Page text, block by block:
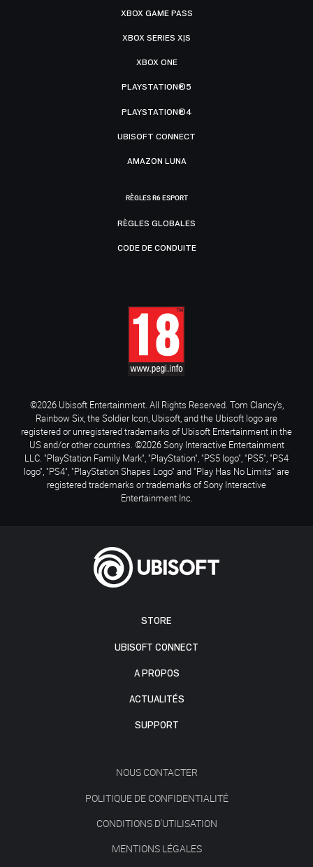
STORE
UBISOFT CONNECT
A PROPOS
ACTUALITÉS
SUPPORT
NOUS CONTACTER
POLITIQUE DE CONFIDENTIALITÉ
CONDITIONS D'UTILISATION
MENTIONS LÉGALES
XBOX GAME PASS
XBOX SERIES X|S
XBOX ONE
PLAYSTATION®5
PLAYSTATION®4
UBISOFT CONNECT
AMAZON LUNA
RÈGLES R6 ESPORT
RÈGLES GLOBALES
CODE DE CONDUITE
©2026 Ubisoft Entertainment. All Rights Reserved. Tom Clancy’s,
Rainbow Six, the Soldier Icon, Ubisoft, and the Ubisoft logo are
registered or unregistered trademarks of Ubisoft Entertainment in the
US and/or other countries. ©2026 Sony Interactive Entertainment
LLC. "PlayStation Family Mark", "PlayStation", "PS5 logo", "PS5", "PS4
logo", "PS4", "PlayStation Shapes Logo" and "Play Has No Limits" are
registered trademarks or trademarks of Sony Interactive
Entertainment Inc.